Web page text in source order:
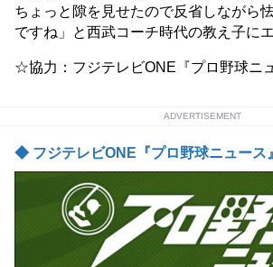
ちょっと隙を見せたので反省しながら
ですね」と西武コーチ時代の教え子に
☆協力：フジテレビONE『プロ野球ニ
ADVERTISEMENT
◆ フジテレビONE『プロ野球ニュース』